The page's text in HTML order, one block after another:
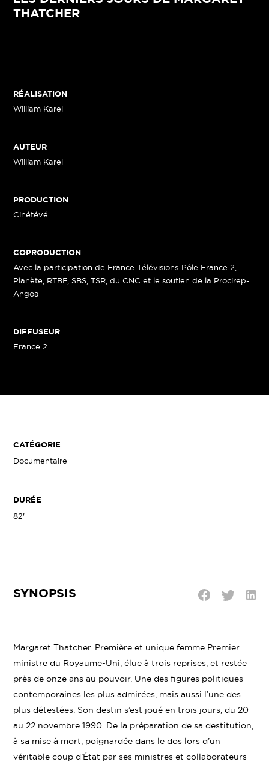
THATCHER
RÉALISATION
William Karel
AUTEUR
William Karel
PRODUCTION
Cinétévé
COPRODUCTION
Avec la participation de France Télévisions-Pôle France 2,
Planète, RTBF, SBS, TSR, du CNC et le soutien de la Procirep-
Angoa
DIFFUSEUR
France 2
CATÉGORIE
Documentaire
DURÉE
82'
SYNOPSIS
Margaret Thatcher. Première et unique femme Premier
ministre du Royaume-Uni, élue à trois reprises, et restée
près de onze ans au pouvoir. Une des figures politiques
contemporaines les plus admirées, mais aussi l’une des
plus détestées. Son destin s’est joué en trois jours, du 20
au 22 novembre 1990. De la préparation de sa destitution,
à sa mise à mort, poignardée dans le dos lors d’un
véritable coup d’État par ses ministres et collaborateurs